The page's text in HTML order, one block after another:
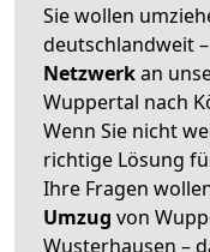
Sie wollen
deutschlandweit
Netzwerkan
Wuppertal nach
Wenn Sie nicht
richtige Lösung
Ihre Fragen
Umzug von
Wusterhausen –